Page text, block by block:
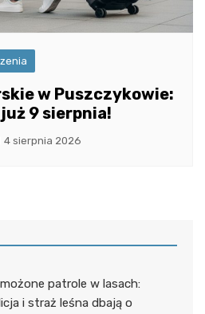
w Puszczykowie:
9 sierpnia!
4 sierpnia 2026
patrole w lasach:
i straż leśna dbają o